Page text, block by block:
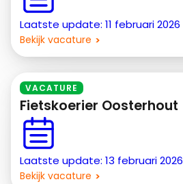
Laatste update: 11 februari 2026
Bekijk vacature
VACATURE
Fietskoerier Oosterhout
Laatste update: 13 februari 2026
Bekijk vacature